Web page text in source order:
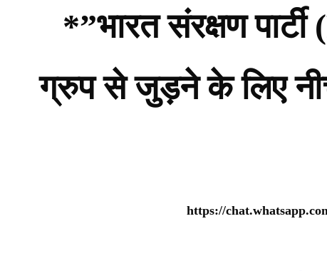
*”भारत संरक्षण
ग्रुप से जुड़ने के लिए
https://